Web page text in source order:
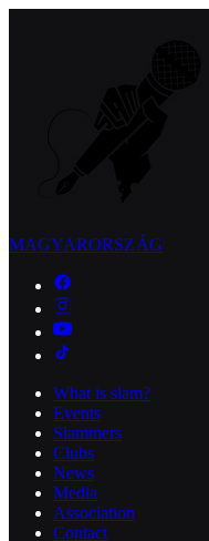
MAGYARORSZÁG
What is slam?
Events
Slammers
Clubs
News
Media
Association
Contact